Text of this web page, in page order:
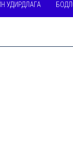
УДИРДЛАГА